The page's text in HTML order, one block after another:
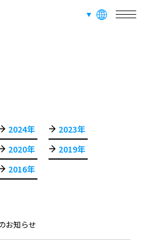
言語切り替え
2024年
2023年
2020年
2019年
2016年
お知らせ